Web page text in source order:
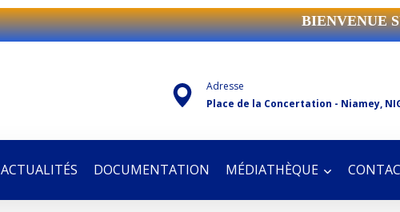
BIENVENUE
Adresse
Place de la Concertation - Niamey,
ACTUALITÉS DOCUMENTATION MÉDIATHÈQUE